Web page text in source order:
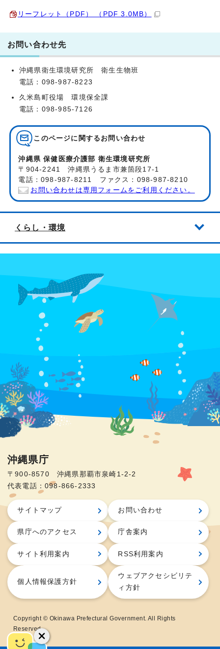
リーフレット（PDF） （PDF 3.0MB）
お問い合わせ先
沖縄県衛生環境研究所 衛生生物班
電話：098-987-8223
久米島町役場 環境保全課
電話：098-985-7126
このページに関する お問い合わせ
沖縄県 保健医療介護部 衛生環境研究所
〒904-2241 沖縄県うるま市兼箇段17-1
電話：098-987-8211 ファクス：098-987-8210
お問い合わせは専用フォームをご利用ください。
くらし・環境
沖縄県庁
〒900-8570 沖縄県那覇市泉崎1-2-2
代表電話：098-866-2333
サイトマップ お問い合わせ
県庁へのアクセス 庁舎案内
サイト利用案内 RSS利用案内
個人情報保護方針
ウェブアクセシビリテ
ィ方針
Copyright © Okinawa Prefectural Government. All Rights
Reserved.